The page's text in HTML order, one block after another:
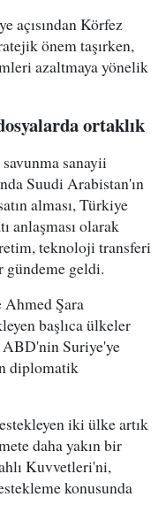
açısından Körfez
önem taşırken,
azaltmaya yönelik
ortaklık
sanayii
Suudi Arabistan'ın
alması, Türkiye
anlaşması olarak
teknoloji transferi
geldi.
Şara
başlıca ülkeler
ABD'nin Suriye'ye
diplomatik
iki ülke artık
daha yakın bir
Kuvvetleri'ni,
konusunda